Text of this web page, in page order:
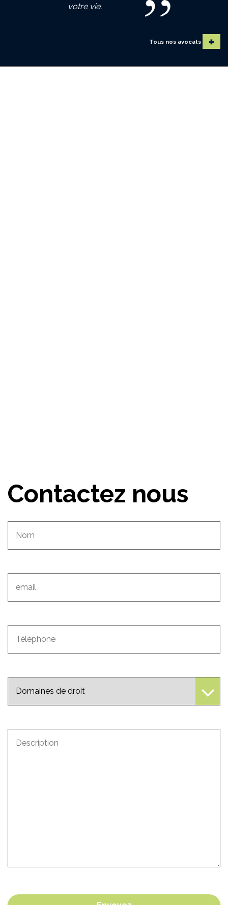
votre vie.
Tous nos avocats
Contactez nous